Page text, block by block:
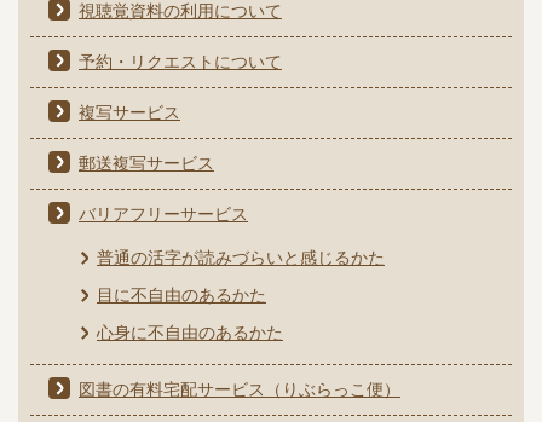
視聴覚資料の利用について
予約・リクエストについて
複写サービス
郵送複写サービス
バリアフリーサービス
普通の活字が読みづらいと感じるかた
目に不自由のあるかた
心身に不自由のあるかた
図書の有料宅配サービス（りぶらっこ便）